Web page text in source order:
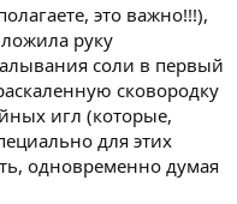
это важно!!!),
руку
соли в первый
сковородку
игл (которые,
для этих
одновременно думая